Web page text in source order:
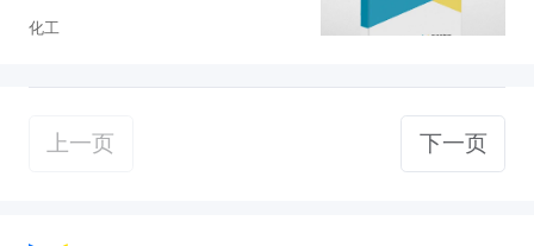
化工
上一页 下一页